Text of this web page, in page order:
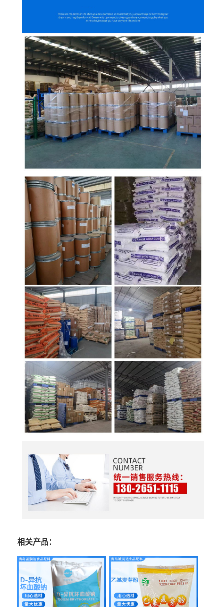
相关产品：